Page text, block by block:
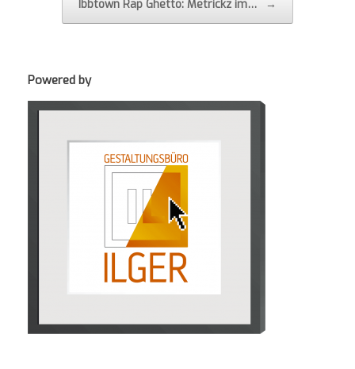
Ibbtown Rap Ghetto: Metrickz im… →
Powered by